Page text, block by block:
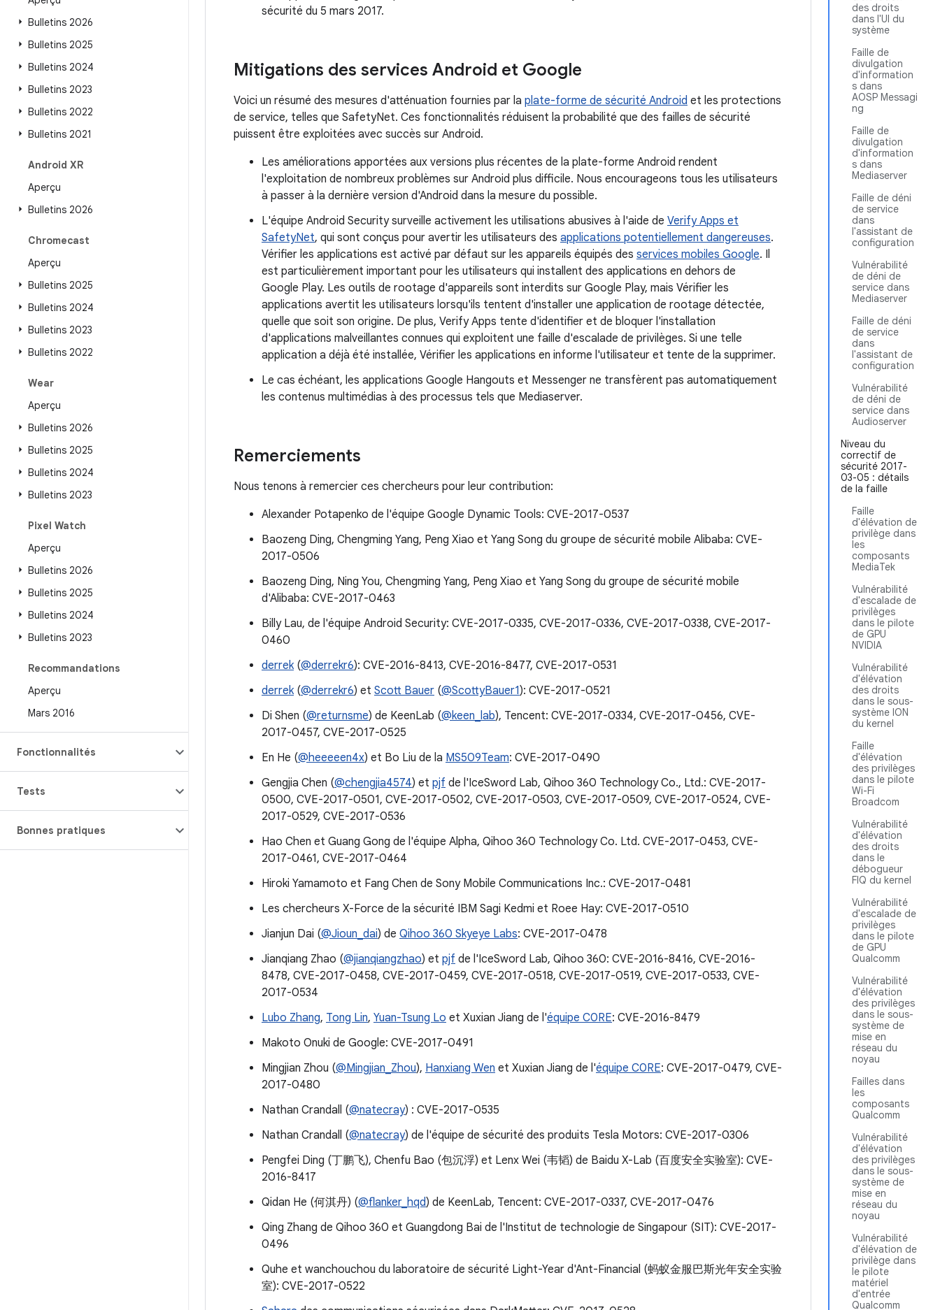
Bulletins 2026
Bulletins 2025
Bulletins 2024
Bulletins 2023
Bulletins 2022
Bulletins 2021
Android XR
Aperçu
Bulletins 2026
Chromecast
Aperçu
Bulletins 2025
Bulletins 2024
Bulletins 2023
Bulletins 2022
Wear
Aperçu
Bulletins 2026
Bulletins 2025
Bulletins 2024
Bulletins 2023
Pixel Watch
Aperçu
Bulletins 2026
Bulletins 2025
Bulletins 2024
Bulletins 2023
Recommandations
Aperçu
Mars 2016
Fonctionnalités
Tests
Bonnes pratiques
des droits
dans l'UI du
système
Faille de
divulgation
d'information
s dans
AOSP Messagi
ng
Faille de
divulgation
d'information
s dans
Mediaserver
Faille de déni
de service
dans
l'assistant de
configuration
Vulnérabilité
de déni de
service dans
Mediaserver
Faille de déni
de service
dans
l'assistant de
configuration
Vulnérabilité
de déni de
service dans
Audioserver
Niveau du
correctif de
sécurité 2017-
03-05 : détails
de la faille
Faille
d'élévation de
privilège dans
les
composants
MediaTek
Vulnérabilité
d'escalade de
privilèges
dans le pilote
de GPU
NVIDIA
Vulnérabilité
d'élévation
des droits
dans le sous-
système ION
du kernel
Faille
d'élévation
des privilèges
dans le pilote
Wi-Fi
Broadcom
Vulnérabilité
d'élévation
des droits
dans le
débogueur
FIQ du kernel
Vulnérabilité
d'escalade de
privilèges
dans le pilote
de GPU
Qualcomm
Vulnérabilité
d'élévation
des privilèges
dans le sous-
système de
mise en
réseau du
noyau
Failles dans
les
composants
Qualcomm
Vulnérabilité
d'élévation
des privilèges
dans le sous-
système de
mise en
réseau du
noyau
Vulnérabilité
d'élévation de
privilège dans
le pilote
matériel
d'entrée
Qualcomm
sécurité du 5 mars 2017.
Mitigations des services Android et Google
Voici un résumé des mesures d'atténuation fournies par la plate-forme de sécurité Android et les protections
de service, telles que SafetyNet. Ces fonctionnalités réduisent la probabilité que des failles de sécurité
puissent être exploitées avec succès sur Android.
Les améliorations apportées aux versions plus récentes de la plate-forme Android rendent
l'exploitation de nombreux problèmes sur Android plus difficile. Nous encourageons tous les utilisateurs
à passer à la dernière version d'Android dans la mesure du possible.
L'équipe Android Security surveille activement les utilisations abusives à l'aide de Verify Apps et
SafetyNet, qui sont conçus pour avertir les utilisateurs des applications potentiellement dangereuses.
Vérifier les applications est activé par défaut sur les appareils équipés des services mobiles Google. Il
est particulièrement important pour les utilisateurs qui installent des applications en dehors de
Google Play. Les outils de rootage d'appareils sont interdits sur Google Play, mais Vérifier les
applications avertit les utilisateurs lorsqu'ils tentent d'installer une application de rootage détectée,
quelle que soit son origine. De plus, Verify Apps tente d'identifier et de bloquer l'installation
d'applications malveillantes connues qui exploitent une faille d'escalade de privilèges. Si une telle
application a déjà été installée, Vérifier les applications en informe l'utilisateur et tente de la supprimer.
Le cas échéant, les applications Google Hangouts et Messenger ne transfèrent pas automatiquement
les contenus multimédias à des processus tels que Mediaserver.
Remerciements
Nous tenons à remercier ces chercheurs pour leur contribution:
Alexander Potapenko de l'équipe Google Dynamic Tools: CVE-2017-0537
Baozeng Ding, Chengming Yang, Peng Xiao et Yang Song du groupe de sécurité mobile Alibaba: CVE-
2017-0506
Baozeng Ding, Ning You, Chengming Yang, Peng Xiao et Yang Song du groupe de sécurité mobile
d'Alibaba: CVE-2017-0463
Billy Lau, de l'équipe Android Security: CVE-2017-0335, CVE-2017-0336, CVE-2017-0338, CVE-2017-
0460
derrek(@derrekr6): CVE-2016-8413, CVE-2016-8477, CVE-2017-0531
derrek(@derrekr6) et Scott Bauer (@ScottyBauer1): CVE-2017-0521
Di Shen (@returnsme) de KeenLab (@keen_lab), Tencent: CVE-2017-0334, CVE-2017-0456, CVE-
2017-0457, CVE-2017-0525
En He (@heeeeen4x) et Bo Liu de la MS509Team: CVE-2017-0490
Gengjia Chen (@chengjia4574) et pjf de l'IceSword Lab, Qihoo 360 Technology Co., Ltd.: CVE-2017-
0500, CVE-2017-0501, CVE-2017-0502, CVE-2017-0503, CVE-2017-0509, CVE-2017-0524, CVE-
2017-0529, CVE-2017-0536
Hao Chen et Guang Gong de l'équipe Alpha, Qihoo 360 Technology Co. Ltd. CVE-2017-0453, CVE-
2017-0461, CVE-2017-0464
Hiroki Yamamoto et Fang Chen de Sony Mobile Communications Inc.: CVE-2017-0481
Les chercheurs X-Force de la sécurité IBM Sagi Kedmi et Roee Hay: CVE-2017-0510
Jianjun Dai (@Jioun_dai) de Qihoo 360 Skyeye Labs: CVE-2017-0478
Jianqiang Zhao (@jianqiangzhao) et pjf de l'IceSword Lab, Qihoo 360: CVE-2016-8416, CVE-2016-
8478, CVE-2017-0458, CVE-2017-0459, CVE-2017-0518, CVE-2017-0519, CVE-2017-0533, CVE-
2017-0534
Lubo Zhang, Tong Lin, Yuan-Tsung Lo et Xuxian Jiang de l'équipe C0RE: CVE-2016-8479
Makoto Onuki de Google: CVE-2017-0491
Mingjian Zhou (@Mingjian_Zhou), Hanxiang Wen et Xuxian Jiang de l'équipe C0RE: CVE-2017-0479, CVE-
2017-0480
Nathan Crandall (@natecray) : CVE-2017-0535
Nathan Crandall (@natecray) de l'équipe de sécurité des produits Tesla Motors: CVE-2017-0306
Pengfei Ding (丁鹏飞), Chenfu Bao (包沉浮) et Lenx Wei (韦韬) de Baidu X-Lab (百度安全实验室): CVE-
2016-8417
Qidan He (何淇丹) (@flanker_hqd) de KeenLab, Tencent: CVE-2017-0337, CVE-2017-0476
Qing Zhang de Qihoo 360 et Guangdong Bai de l'Institut de technologie de Singapour (SIT): CVE-2017-
0496
Quhe et wanchouchou du laboratoire de sécurité Light-Year d'Ant-Financial (蚂蚁金服巴斯光年安全实验
室): CVE-2017-0522